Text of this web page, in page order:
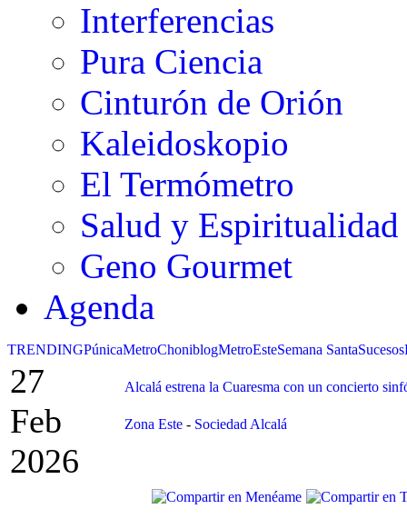
Interferencias
Pura Ciencia
Cinturón de Orión
Kaleidoskopio
El Termómetro
Salud y Espiritualidad
Geno Gourmet
Agenda
TRENDINGPúnicaMetroChoniblogMetroEsteSemana SantaSucesos
27
Feb
2026
Alcalá estrena la Cuaresma con un concierto
Zona Este - Sociedad Alcalá